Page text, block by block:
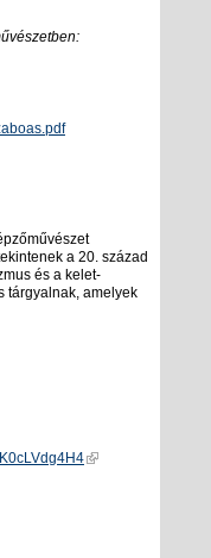
a 20. század
és a kelet-
tárgyalnak, amelyek